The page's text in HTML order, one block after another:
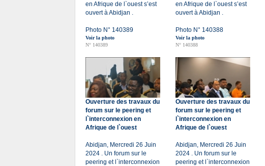
en Afrique de l`ouest s’est
ouvert à Abidjan .
Photo N° 140389
Voir la photo
N° 140389
en Afrique de l`ouest s’est
ouvert à Abidjan .
Photo N° 140388
Voir la photo
N° 140388
Ouverture des travaux du
forum sur le peering et
l`interconnexion en
Afrique de l`ouest
Abidjan, Mercredi 26 Juin
2024 . Un forum sur le
peering et l`interconnexion
Ouverture des travaux du
forum sur le peering et
l`interconnexion en
Afrique de l`ouest
Abidjan, Mercredi 26 Juin
2024 . Un forum sur le
peering et l`interconnexion